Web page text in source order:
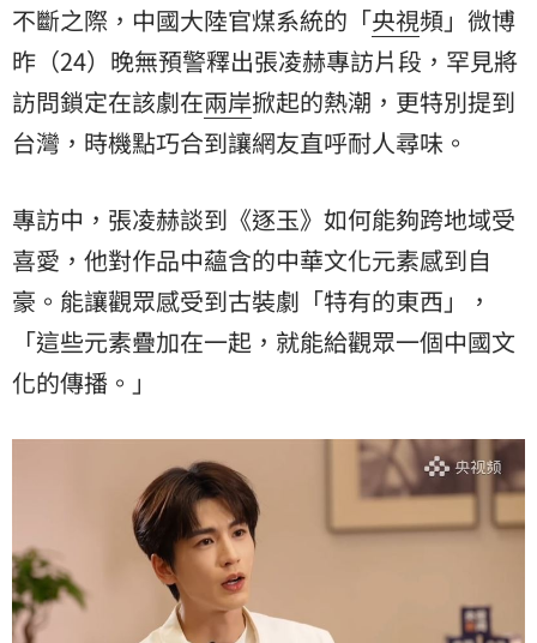
不斷之際，中國大陸官煤系統的「央視頻」微博
昨（24）晚無預警釋出張凌赫專訪片段，罕見將
訪問鎖定在該劇在兩岸掀起的熱潮，更特別提到
台灣，時機點巧合到讓網友直呼耐人尋味。
專訪中，張凌赫談到《逐玉》如何能夠跨地域受
喜愛，他對作品中蘊含的中華文化元素感到自
豪。能讓觀眾感受到古裝劇「特有的東西」，
「這些元素疊加在一起，就能給觀眾一個中國文
化的傳播。」